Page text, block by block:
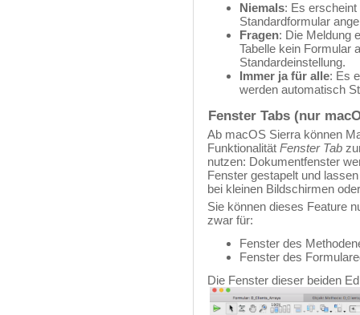
Niemals: Es
Standardformular
Fragen: Die Meldung
Tabelle kein Formular
Standardeinstellung.
Immer ja für alle: Es
werden automatisch
Fenster Tabs (nur
Ab macOS Sierra können
Funktionalität Fenster Tab
nutzen: Dokumentfenster
Fenster gestapelt und
bei kleinen Bildschirmen
Sie können dieses Feature
zwar für:
Fenster des
Fenster des
Die Fenster dieser beiden